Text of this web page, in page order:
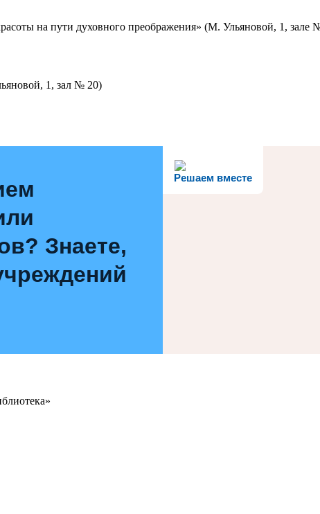
на пути духовного преображения» (М. Ульяновой, 1, зале
1, зал № 20)
Решаем вместе
Знаете,